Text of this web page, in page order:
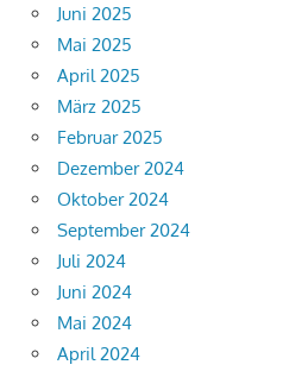
Juni 2025
Mai 2025
April 2025
März 2025
Februar 2025
Dezember 2024
Oktober 2024
September 2024
Juli 2024
Juni 2024
Mai 2024
April 2024